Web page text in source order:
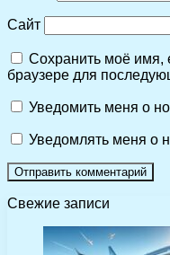
Сайт
Сохранить моё имя,
браузере для
Уведомить меня о
Уведомлять меня о
Свежие записи